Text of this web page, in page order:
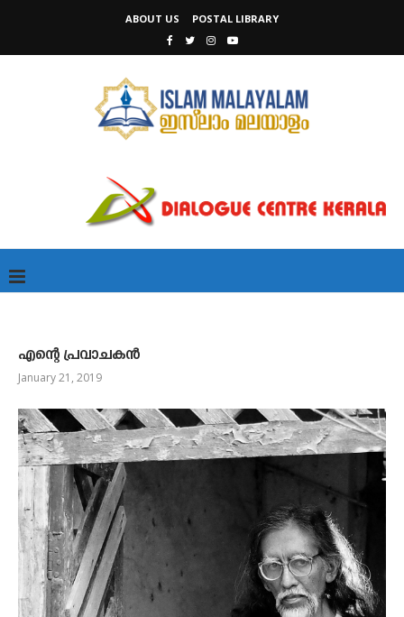
ABOUT US POSTAL LIBRARY
എന്റെ പ്രവാചകന്‍
January 21, 2019